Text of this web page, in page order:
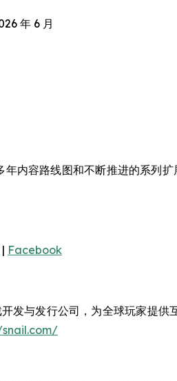
年 6 月
年内容路线图和不断推进的系列
| Facebook
与发行公司，为全球玩家提供